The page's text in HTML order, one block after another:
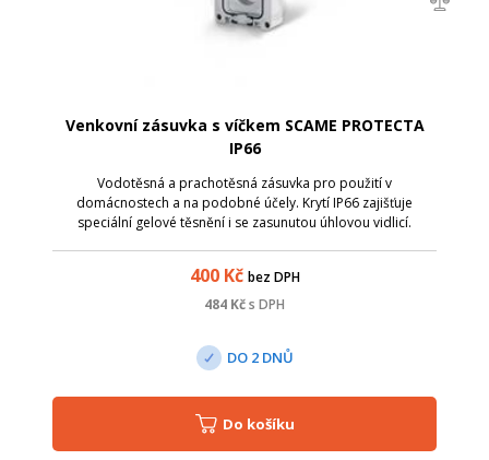
Venkovní zásuvka s víčkem SCAME PROTECTA
IP66
Vodotěsná a prachotěsná zásuvka pro použití v
domácnostech a na podobné účely. Krytí IP66 zajišťuje
speciální gelové těsnění i se zasunutou úhlovou vidlicí.
400Kč bez DPH
484 Kčs DPH
DO 2 DNŮ
Do košíku